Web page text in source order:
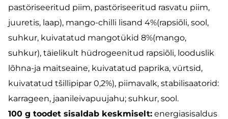
pastöriseeritud piim, pastöriseeritud rasvatu piim,
juuretis, laap), mango-chilli lisand 4%(rapsiõli, sool,
suhkur, kuivatatud mangotükid 8%(mango,
suhkur), täielikult hüdrogeenitud rapsiõli, looduslik
lõhna-ja maitseaine, kuivatatud paprika, vürtsid,
kuivatatud tšillipipar 0,2%), piimavalk, stabilisaatorid:
karrageen, jaanileivapuujahu; suhkur, sool.
100 g toodet sisaldab keskmiselt: energiasisaldus